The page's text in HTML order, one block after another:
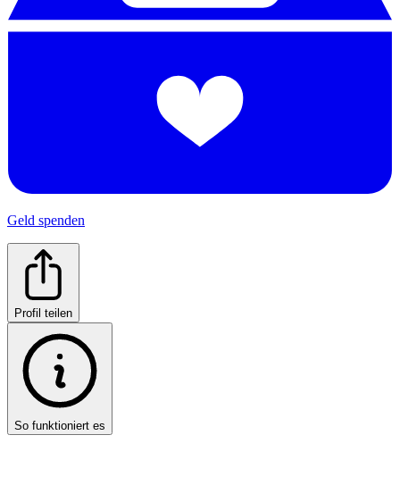
Geld spenden
Profil teilen
So funktioniert es